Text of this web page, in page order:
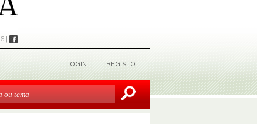
|
LOGIN REGISTO